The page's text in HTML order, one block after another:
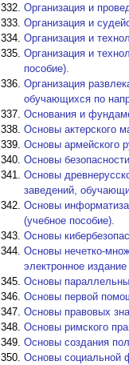
Организация и
Организация и
Организация и
Организация и
пособие).
Организация
обучающихся по
Основания и
Основы актерского
Основы армейского
Основы
Основы
заведений,
Основы
(учебное пособие).
Основы
Основы нечетко-
электронное
Основы
Основы первой
Основы правовых
Основы римского
Основы создания
Основы социальной